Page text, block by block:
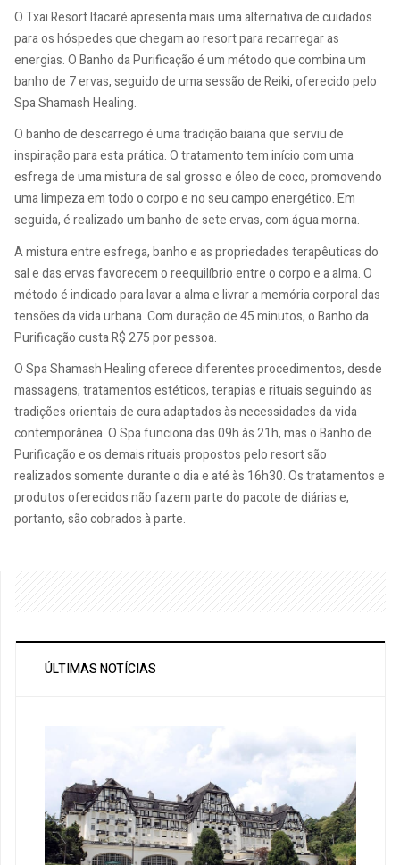
O Txai Resort Itacaré apresenta mais uma alternativa de cuidados
para os hóspedes que chegam ao resort para recarregar as
energias. O Banho da Purificação é um método que combina um
banho de 7 ervas, seguido de uma sessão de Reiki, oferecido pelo
Spa Shamash Healing.
O banho de descarrego é uma tradição baiana que serviu de
inspiração para esta prática. O tratamento tem início com uma
esfrega de uma mistura de sal grosso e óleo de coco, promovendo
uma limpeza em todo o corpo e no seu campo energético. Em
seguida, é realizado um banho de sete ervas, com água morna.
A mistura entre esfrega, banho e as propriedades terapêuticas do
sal e das ervas favorecem o reequilíbrio entre o corpo e a alma. O
método é indicado para lavar a alma e livrar a memória corporal das
tensões da vida urbana. Com duração de 45 minutos, o Banho da
Purificação custa R$ 275 por pessoa.
O Spa Shamash Healing oferece diferentes procedimentos, desde
massagens, tratamentos estéticos, terapias e rituais seguindo as
tradições orientais de cura adaptados às necessidades da vida
contemporânea. O Spa funciona das 09h às 21h, mas o Banho de
Purificação e os demais rituais propostos pelo resort são
realizados somente durante o dia e até às 16h30. Os tratamentos e
produtos oferecidos não fazem parte do pacote de diárias e,
portanto, são cobrados à parte.
ÚLTIMAS NOTÍCIAS